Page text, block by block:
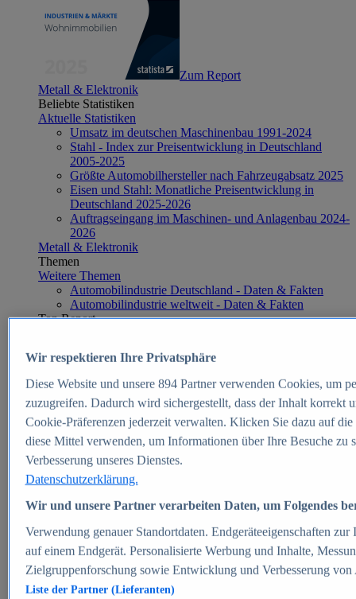
Zum Report
Metall & Elektronik
Beliebte Statistiken
Aktuelle Statistiken
Umsatz im deutschen Maschinenbau 1991-2024
Stahl - Index zur Preisentwicklung in Deutschland
2005-2025
Größte Automobilhersteller nach Fahrzeugabsatz 2025
Eisen und Stahl: Monatliche Preisentwicklung in
Deutschland 2025-2026
Auftragseingang im Maschinen- und Anlagenbau 2024-
2026
Metall & Elektronik
Themen
Weitere Themen
Automobilindustrie Deutschland - Daten & Fakten
Automobilindustrie weltweit - Daten & Fakten
Top Report
Zum Report
E-commerce
Beliebte Statistiken
Aktuelle Statistiken
E-Commerce - Entwicklung des Umsatzes in
Deutschland 1999-2025
Umsatz von Amazon in Deutschland und weltweit
2010-2025
B2C-E-Commerce: Top-50 Online Shops in
Deutschland 2024
Marktanteile von Online-Zahlungsverfahren in
Deutschland 2024
Umsatzstarke Warengruppen im Online-Handel in
Deutschland 2023-2025
Wir respektieren Ihre Privatsphäre
Diese Website und unsere 894Partner verwenden Cookies, um
zuzugreifen. Dadurch wird sichergestellt, dass der Inhalt korrekt
Cookie-Präferenzen jederzeit verwalten. Klicken Sie dazu auf
diese Mittel verwenden, um Informationen über Ihre Besuche
Verbesserung unseres Dienstes.
Datenschutzerklärung.
Wir und unsere Partner verarbeiten Daten, um Folgendes
Verwendung genauer Standortdaten. Endgeräteeigenschaften
auf einem Endgerät. Personalisierte Werbung und Inhalte,
Zielgruppenforschung sowie Entwicklung und Verbesserung von
Liste der Partner (Lieferanten)